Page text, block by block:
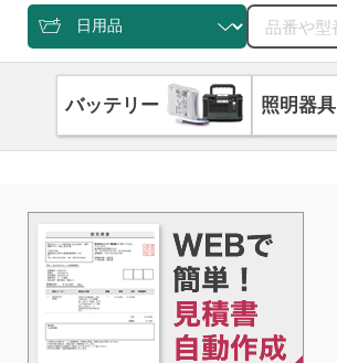
バッテリー 照明器具